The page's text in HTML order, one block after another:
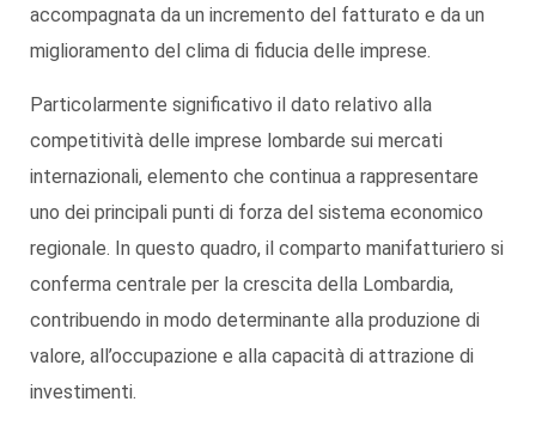
accompagnata da un incremento del fatturato e da un
miglioramento del clima di fiducia delle imprese.
Particolarmente significativo il dato relativo alla
competitività delle imprese lombarde sui mercati
internazionali, elemento che continua a rappresentare
uno dei principali punti di forza del sistema economico
regionale. In questo quadro, il comparto manifatturiero si
conferma centrale per la crescita della Lombardia,
contribuendo in modo determinante alla produzione di
valore, all’occupazione e alla capacità di attrazione di
investimenti.